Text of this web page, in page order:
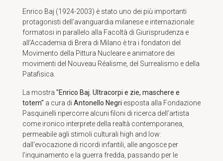
Enrico Baj (1924-2003) è stato uno dei più importanti
protagonisti dell’avanguardia milanese e internazionale:
formatosi in parallelo alla Facoltà di Giurisprudenza e
all’Accademia di Brera di Milano è tra i fondatori del
Movimento della Pittura Nucleare e animatore dei
movimenti del Nouveau Réalisme, del Surrealismo e della
Patafisica.
La mostra "Enrico Baj. Ultracorpi e zie, maschere e
totem" a cura di Antonello Negri esposta alla Fondazione
Pasquinelli ripercorre alcuni filoni di ricerca dell’artista
come ironico interprete della realtà contemporanea,
permeabile agli stimoli culturali high and low:
dall’evocazione di ricordi infantili, alle angosce per
l’inquinamento e la guerra fredda, passando per le